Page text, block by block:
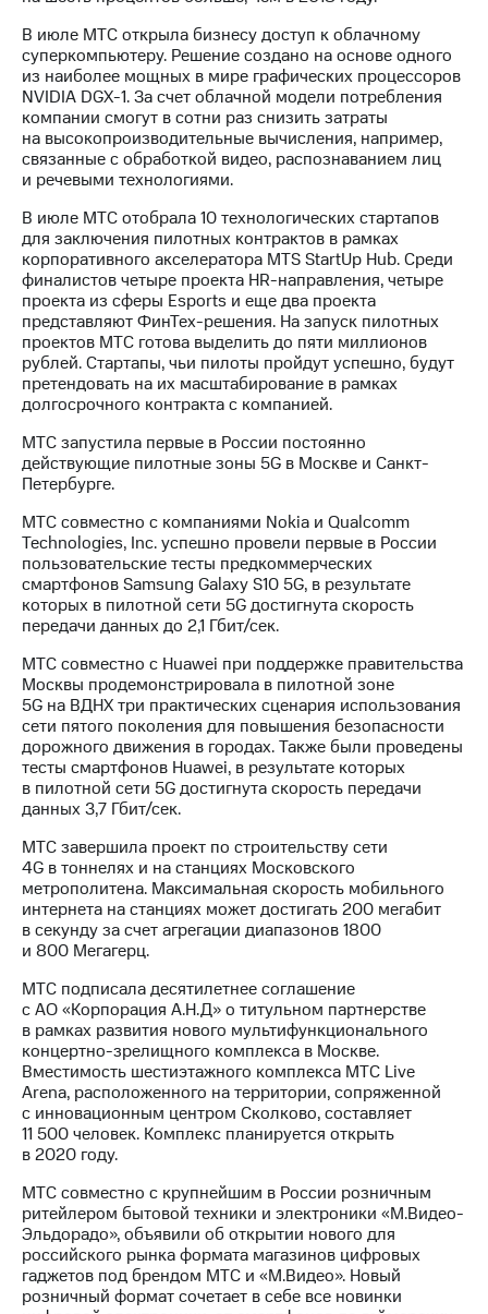
В июле МТС открыла бизнесу доступ к облачному
суперкомпьютеру. Решение создано на основе одного
из наиболее мощных в мире графических процессоров
NVIDIA DGX-1. За счет облачной модели потребления
компании смогут в сотни раз снизить затраты
на высокопроизводительные вычисления, например,
связанные с обработкой видео, распознаванием лиц
и речевыми технологиями.
В июле МТС отобрала 10 технологических стартапов
для заключения пилотных контрактов в рамках
корпоративного акселератора MTS StartUp Hub. Среди
финалистов четыре проекта HR-направления, четыре
проекта из сферы Esports и еще два проекта
представляют ФинТех-решения. На запуск пилотных
проектов МТС готова выделить до пяти миллионов
рублей. Стартапы, чьи пилоты пройдут успешно, будут
претендовать на их масштабирование в рамках
долгосрочного контракта с компанией.
МТС запустила первые в России постоянно
действующие пилотные зоны 5G в Москве и Санкт-
Петербурге.
МТС совместно с компаниями Nokia и Qualcomm
Technologies, Inc. успешно провели первые в России
пользовательские тесты предкоммерческих
смартфонов Samsung Galaxy S10 5G, в результате
которых в пилотной сети 5G достигнута скорость
передачи данных до 2,1 Гбит/сек.
МТС совместно с Huawei при поддержке правительства
Москвы продемонстрировала в пилотной зоне
5G на ВДНХ три практических сценария использования
сети пятого поколения для повышения безопасности
дорожного движения в городах. Также были проведены
тесты смартфонов Huawei, в результате которых
в пилотной сети 5G достигнута скорость передачи
данных 3,7 Гбит/сек.
МТС завершила проект по строительству сети
4G в тоннелях и на станциях Московского
метрополитена. Максимальная скорость мобильного
интернета на станциях может достигать 200 мегабит
в секунду за счет агрегации диапазонов 1800
и 800 Мегагерц.
МТС подписала десятилетнее соглашение
с АО «Корпорация А.Н.Д» о титульном партнерстве
в рамках развития нового мультифункционального
концертно-зрелищного комплекса в Москве.
Вместимость шестиэтажного комплекса МТС Live
Arena, расположенного на территории, сопряженной
с инновационным центром Сколково, составляет
11 500 человек. Комплекс планируется открыть
в 2020 году.
МТС совместно с крупнейшим в России розничным
ритейлером бытовой техники и электроники «М.Видео-
Эльдорадо», объявили об открытии нового для
российского рынка формата магазинов цифровых
гаджетов под брендом МТС и «М.Видео». Новый
розничный формат сочетает в себе все новинки